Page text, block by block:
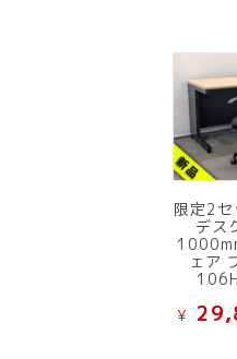
限定2セ
デス
ェア
¥